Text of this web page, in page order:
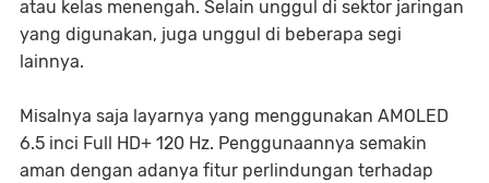
atau kelas menengah. Selain unggul di sektor jaringan
yang digunakan, juga unggul di beberapa segi
lainnya.
Misalnya saja layarnya yang menggunakan AMOLED
6.5 inci Full HD+ 120 Hz. Penggunaannya semakin
aman dengan adanya fitur perlindungan terhadap